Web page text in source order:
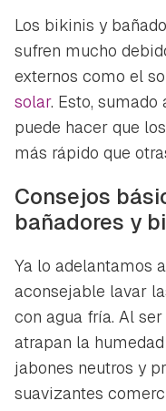
Los bikinis y
sufren mucho
externos como el
solar. Esto,
puede hacer que
más rápido que
Consejos
bañadores y
Ya lo adelantamos
aconsejable lavar
con agua fría. Al
atrapan la
jabones neutros y
suavizantes